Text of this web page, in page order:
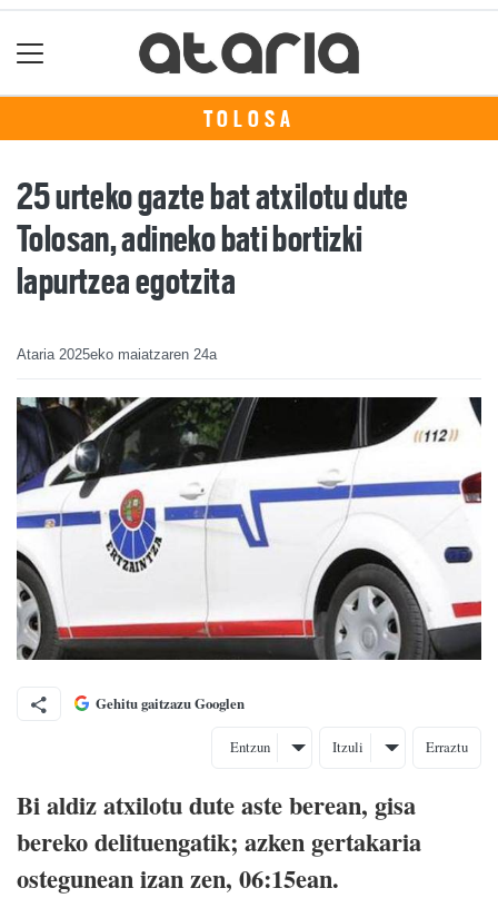
TOLOSA
25 urteko gazte bat atxilotu dute
Tolosan, adineko bati bortizki
lapurtzea egotzita
Ataria 2025eko maiatzaren 24a
Gehitu gaitzazu Googlen
Entzun Itzuli Erraztu
Bi aldiz atxilotu dute aste berean, gisa
bereko delituengatik; azken gertakaria
ostegunean izan zen, 06:15ean.